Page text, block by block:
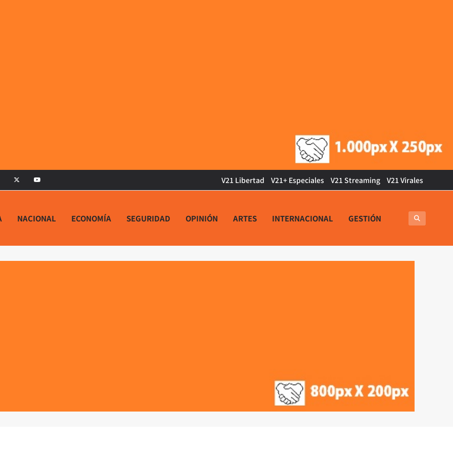
V21 Libertad V21+ Especiales V21 Streaming V21 Virales
NACIONAL ECONOMÍA SEGURIDAD OPINIÓN ARTES INTERNACIONAL GESTIÓN